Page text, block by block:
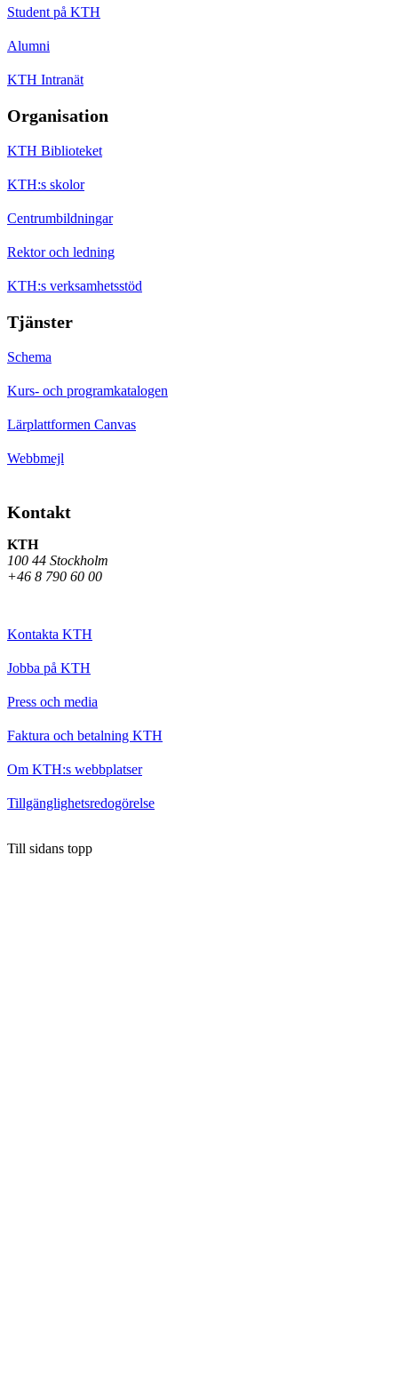
Student på KTH
Alumni
KTH Intranät
Organisation
KTH Biblioteket
KTH:s skolor
Centrumbildningar
Rektor och ledning
KTH:s verksamhetsstöd
Tjänster
Schema
Kurs- och programkatalogen
Lärplattformen Canvas
Webbmejl
Kontakt
KTH
100 44 Stockholm
+46 8 790 60 00
Kontakta KTH
Jobba på KTH
Press och media
Faktura och betalning KTH
Om KTH:s webbplatser
Tillgänglighetsredogörelse
Till sidans topp